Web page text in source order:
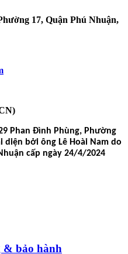
17, Quận Phú Nhuận,
Phan Đình Phùng, Phường
diện bởi ông Lê Hoài Nam do
cấp ngày 24/4/2024
& bảo hành